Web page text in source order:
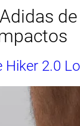
Hiker 2.0